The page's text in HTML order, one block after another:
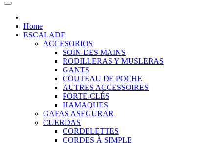
Home
ESCALADE
ACCESORIOS
SOIN DES MAINS
RODILLERAS Y MUSLERAS
GANTS
COUTEAU DE POCHE
AUTRES ACCESSOIRES
PORTE-CLÉS
HAMAQUES
GAFAS ASEGURAR
CUERDAS
CORDELETTES
CORDES À SIMPLE